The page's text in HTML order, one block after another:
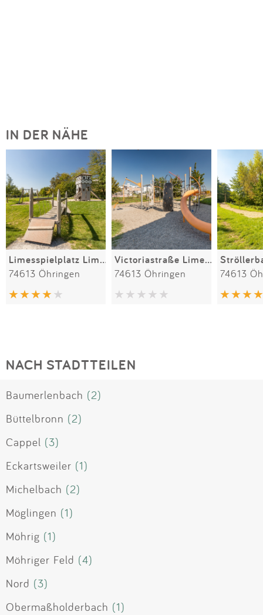
IN DER NÄHE
Limesspielplatz Limespark
74613 Öhringen
Victoriastraße Limespark Nord
74613 Öhringen 74613
NACH STADTTEILEN
Baumerlenbach (2)
Büttelbronn (2)
Cappel (3)
Eckartsweiler (1)
Michelbach (2)
Möglingen (1)
Möhrig (1)
Möhriger Feld (4)
Nord (3)
Obermaßholderbach (1)